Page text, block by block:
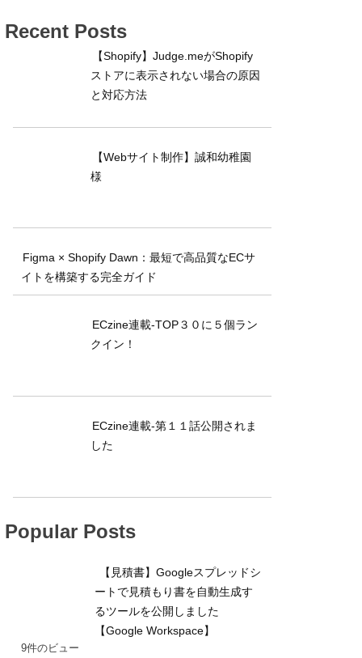
Recent Posts
【Shopify】Judge.meがShopify
ストアに表示されない場合の原因
と対応方法
【Webサイト制作】誠和幼稚園
様
Figma × Shopify Dawn：最短で高品質なECサ
イトを構築する完全ガイド
ECzine連載-TOP３０に５個ラン
クイン！
ECzine連載-第１１話公開されま
した
Popular Posts
【見積書】Googleスプレッドシ
ートで見積もり書を自動生成す
るツールを公開しました
【Google Workspace】
9件のビュー